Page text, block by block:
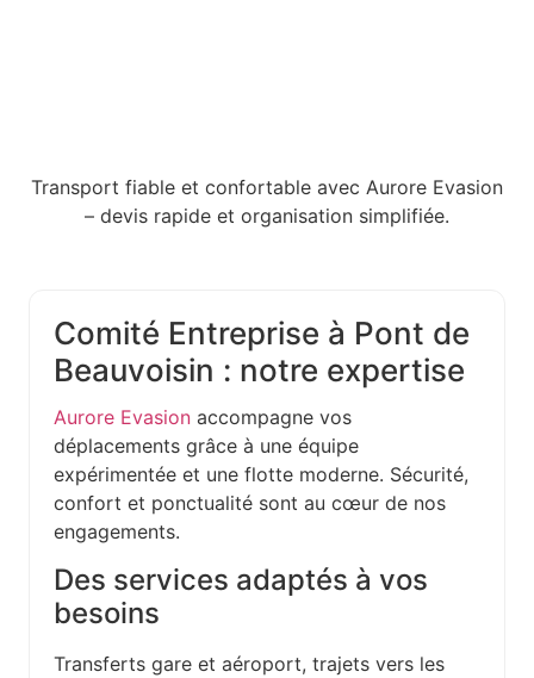
Transport fiable et confortable avec Aurore Evasion
– devis rapide et organisation simplifiée.
Comité Entreprise à Pont de
Beauvoisin : notre expertise
Aurore Evasion accompagne vos
déplacements grâce à une équipe
expérimentée et une flotte moderne. Sécurité,
confort et ponctualité sont au cœur de nos
engagements.
Des services adaptés à vos
besoins
Transferts gare et aéroport, trajets vers les